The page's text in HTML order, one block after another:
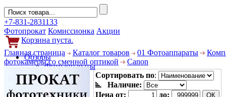
+7-831-2831133
Фотопрокат Комиссионка Акции
Корзина пуста.
Обзоры
Фотоаппараты
Объективы
Фильтры
Новости
Главная страница Каталог товаров 01 Фотоаппараты
фотокамеры со сменной оптикой
Canon
Сортировать по:
Наличие:
Цена от:
до: